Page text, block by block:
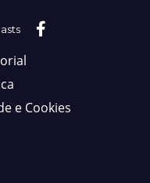
e Cookies